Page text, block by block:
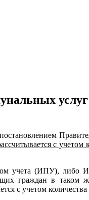
услуг
с учетом
учета (ИПУ), либо
граждан в таком
с учетом